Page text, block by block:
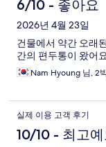
후
기
6/10 - 좋아요
2026년 4월 23일
건물에서 약간 오래
간의 편두통이 왔어
Nam Hyoung 님, 2
실제 이용 고객 후기
10/10 - 최고예